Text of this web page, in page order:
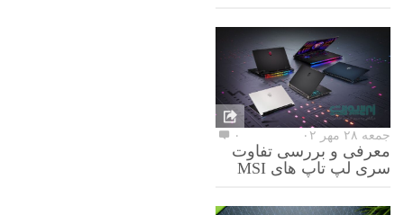
جمعه ۲۸ مهر ۰۲ ۰
معرفی و بررسی تفاوت
سری لپ تاپ های MSI